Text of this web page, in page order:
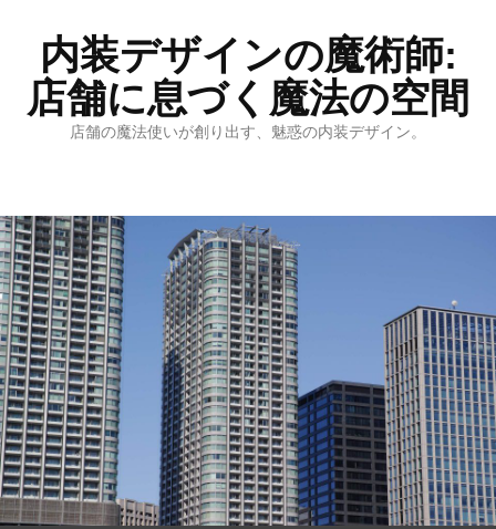
内装デザインの魔術師:
店舗に息づく魔法の空間
店舗の魔法使いが創り出す、魅惑の内装デザイン。